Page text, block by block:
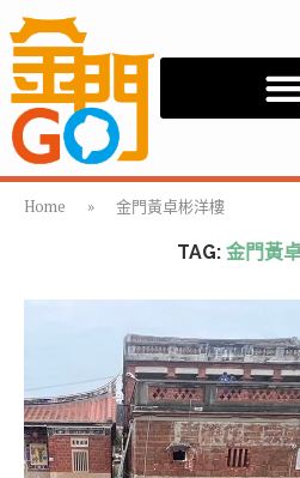
Home » 金門黃卓彬洋樓
TAG: 金門黃